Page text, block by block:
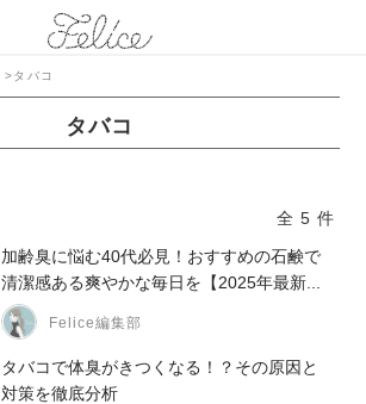
>タバコ
タバコ
全 5 件
加齢臭に悩む40代必見！おすすめの石鹸で
清潔感ある爽やかな毎日を【2025年最新...
Felice編集部
タバコで体臭がきつくなる！？その原因と
対策を徹底分析